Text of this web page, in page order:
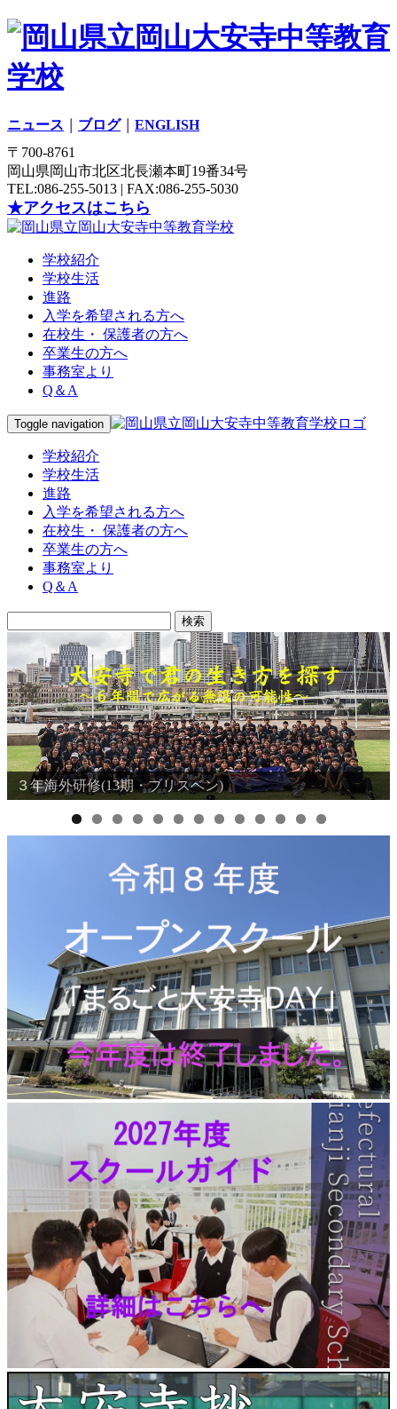
ニュース ブログ｜ ENGLISH
〒700-8761
岡山県岡山市北区北長瀬本町19番34号
TEL:086-255-5013 | FAX:086-255-5030
★アクセスはこちら
学校紹介
学校生活
進路
入学を希望される方へ
在校生・ 保護者の方へ
卒業生の方へ
事務室より
Q＆A
Toggle navigation
学校紹介
学校生活
進路
入学を希望される方へ
在校生・ 保護者の方へ
卒業生の方へ
事務室より
Q＆A
３年海外研修(13期・ブリスベン)
３年海外研修(14期・ブリスベン)